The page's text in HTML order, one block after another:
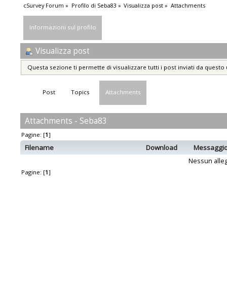
cSurvey Forum » Profilo di Seba83 » Visualizza post » Attachments
Informazioni sul profilo
Visualizza post
Questa sezione ti permette di visualizzare tutti i post inviati da
Post Topics Attachments
Attachments - Seba83
Pagine: [1]
Filename Download
Nessun
Pagine: [1]